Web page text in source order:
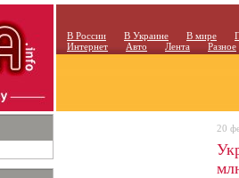
В России В Украине В мире
Интернет
Авто Лента Разное
20